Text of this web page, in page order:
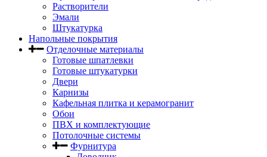
Растворители
Эмали
Штукатурка
Напольные покрытия
Отделочные материалы
Готовые шпатлевки
Готовые штукатурки
Двери
Карнизы
Кафельная плитка и керамогранит
Обои
ПВХ и комплектующие
Потолочные системы
Фурнитура